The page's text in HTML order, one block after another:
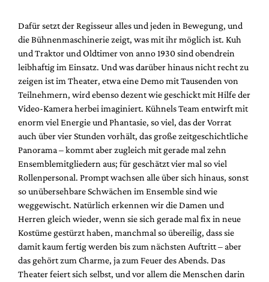
Dafür setzt der Regisseur alles und jeden in Bewegung, und
die Bühnenmaschinerie zeigt, was mit ihr möglich ist. Kuh
und Traktor und Oldtimer von anno 1930 sind obendrein
leibhaftig im Einsatz. Und was darüber hinaus nicht recht zu
zeigen ist im Theater, etwa eine Demo mit Tausenden von
Teilnehmern, wird ebenso dezent wie geschickt mit Hilfe der
Video-Kamera herbei imaginiert. Kühnels Team entwirft mit
enorm viel Energie und Phantasie, so viel, das der Vorrat
auch über vier Stunden vorhält, das große zeitgeschichtliche
Panorama – kommt aber zugleich mit gerade mal zehn
Ensemblemitgliedern aus; für geschätzt vier mal so viel
Rollenpersonal. Prompt wachsen alle über sich hinaus, sonst
so unübersehbare Schwächen im Ensemble sind wie
weggewischt. Natürlich erkennen wir die Damen und
Herren gleich wieder, wenn sie sich gerade mal fix in neue
Kostüme gestürzt haben, manchmal so übereilig, dass sie
damit kaum fertig werden bis zum nächsten Auftritt – aber
das gehört zum Charme, ja zum Feuer des Abends. Das
Theater feiert sich selbst, und vor allem die Menschen darin